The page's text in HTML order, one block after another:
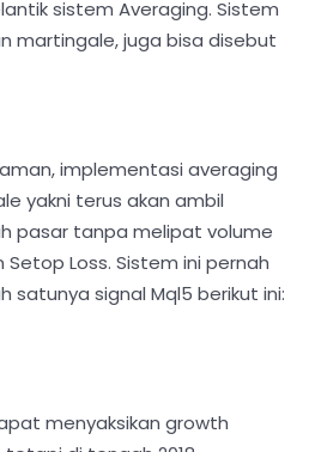
sistem Averaging. Sistem
martingale, juga bisa disebut
implementasi averaging
yakni terus akan ambil
pasar tanpa melipat volume
Loss. Sistem ini pernah
satunya signal Mql5 berikut ini:
menyaksikan growth